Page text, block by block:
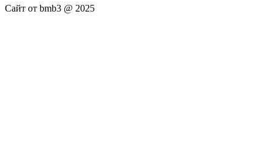
Сайт от bmb3 @ 2025